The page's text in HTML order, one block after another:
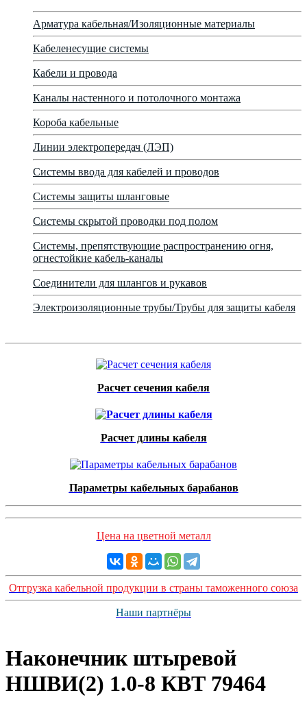
Арматура кабельная/Изоляционные материалы
Кабеленесущие системы
Кабели и провода
Каналы настенного и потолочного монтажа
Короба кабельные
Линии электропередач (ЛЭП)
Системы ввода для кабелей и проводов
Системы защиты шланговые
Системы скрытой проводки под полом
Системы, препятствующие распространению огня,
огнестойкие кабель-каналы
Соединители для шлангов и рукавов
Электроизоляционные трубы/Трубы для защиты кабеля
Расчет сечения кабеля
Расчет длины кабеля
Параметры кабельных барабанов
Цена на цветной металл
Отгрузка кабельной продукции в страны таможенного союза
Наши партнёры
Наконечник штыревой
НШВИ(2) 1.0-8 КВТ 79464